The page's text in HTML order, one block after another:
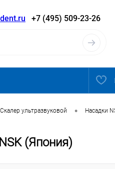
+7 (495) 509-23-26
Скалер ультразвуковой • Насадки
(Япония)